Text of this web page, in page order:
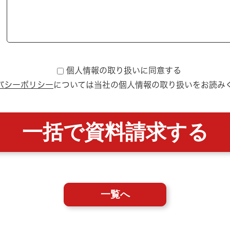
個人情報の取り扱いに同意する
シーポリシーについては当社の個人情報の取り扱いをお読み
一覧へ